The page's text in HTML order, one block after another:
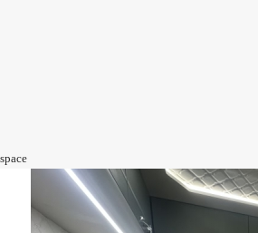
space